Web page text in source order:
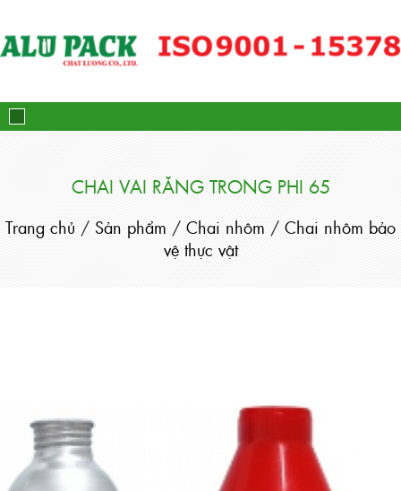
CHAI VAI RĂNG TRONG PHI 65
Trang chủ / Sản phẩm / Chai nhôm / Chai nhôm bảo
vệ thực vật